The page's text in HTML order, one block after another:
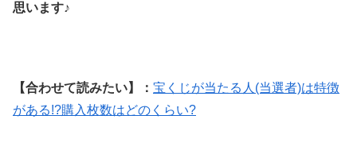
思います♪
【合わせて読みたい】： 宝くじが当たる人(当選者)は特徴
がある!?購入枚数はどのくらい?